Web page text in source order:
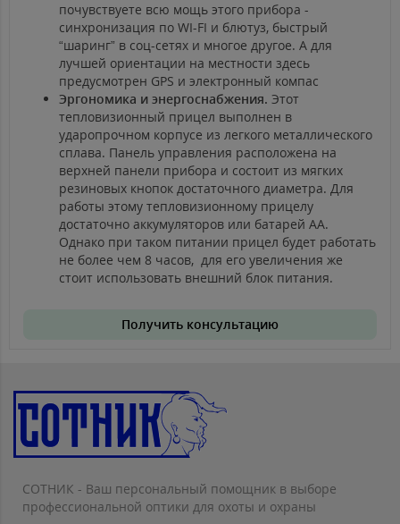
почувствуете всю мощь этого прибора -
синхронизация по WI-FI и блютуз, быстрый
“шаринг” в соц-сетях и многое другое. А для
лучшей ориентации на местности здесь
предусмотрен GPS и электронный компас
Эргономика и энергоснабжения. Этот
тепловизионный прицел выполнен в
ударопрочном корпусе из легкого металлического
сплава. Панель управления расположена на
верхней панели прибора и состоит из мягких
резиновых кнопок достаточного диаметра. Для
работы этому тепловизионному прицелу
достаточно аккумуляторов или батарей АА.
Однако при таком питании прицел будет работать
не более чем 8 часов, для его увеличения же
стоит использовать внешний блок питания.
Получить консультацию
СОТНИК - Ваш персональный помощник в выборе
профессиональной оптики для охоты и охраны